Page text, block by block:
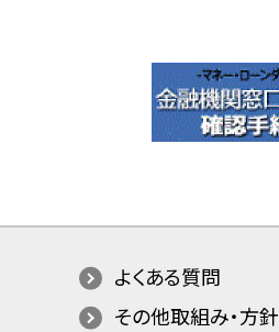
よくある質問
その他取組み・方針